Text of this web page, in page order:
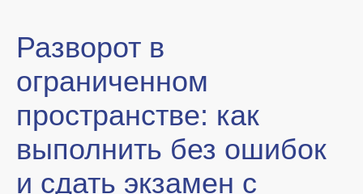
Разворот в
ограниченном
пространстве: как
выполнить без ошибок
и сдать экзамен с